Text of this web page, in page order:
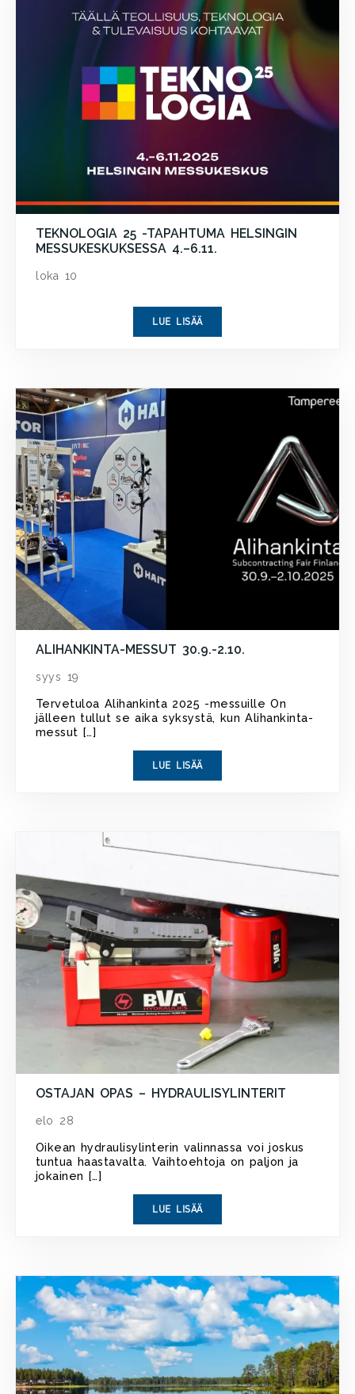
TEKNOLOGIA 25 -TAPAHTUMA HELSINGIN
MESSUKESKUKSESSA 4.–6.11.
loka 10
LUE LISÄÄ
ALIHANKINTA-MESSUT 30.9.-2.10.
syys 19
Tervetuloa Alihankinta 2025 -messuille On
jälleen tullut se aika syksystä, kun Alihankinta-
messut […]
LUE LISÄÄ
OSTAJAN OPAS – HYDRAULISYLINTERIT
elo 28
Oikean hydraulisylinterin valinnassa voi joskus
tuntua haastavalta. Vaihtoehtoja on paljon ja
jokainen […]
LUE LISÄÄ